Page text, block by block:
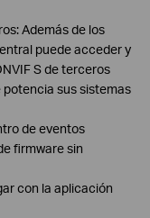
Además de los
puede acceder y
S de terceros
potencia sus sistemas
de eventos
firmware sin
con la aplicación